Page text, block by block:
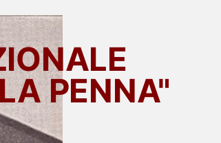
PENNA"